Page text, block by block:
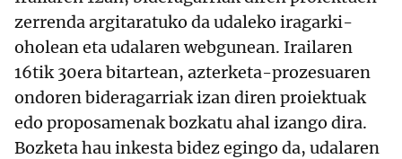
zerrenda argitaratuko da udaleko iragarki-
oholean eta udalaren webgunean. Irailaren
16tik 30era bitartean, azterketa-prozesuaren
ondoren bideragarriak izan diren proiektuak
edo proposamenak bozkatu ahal izango dira.
Bozketa hau inkesta bidez egingo da, udalaren